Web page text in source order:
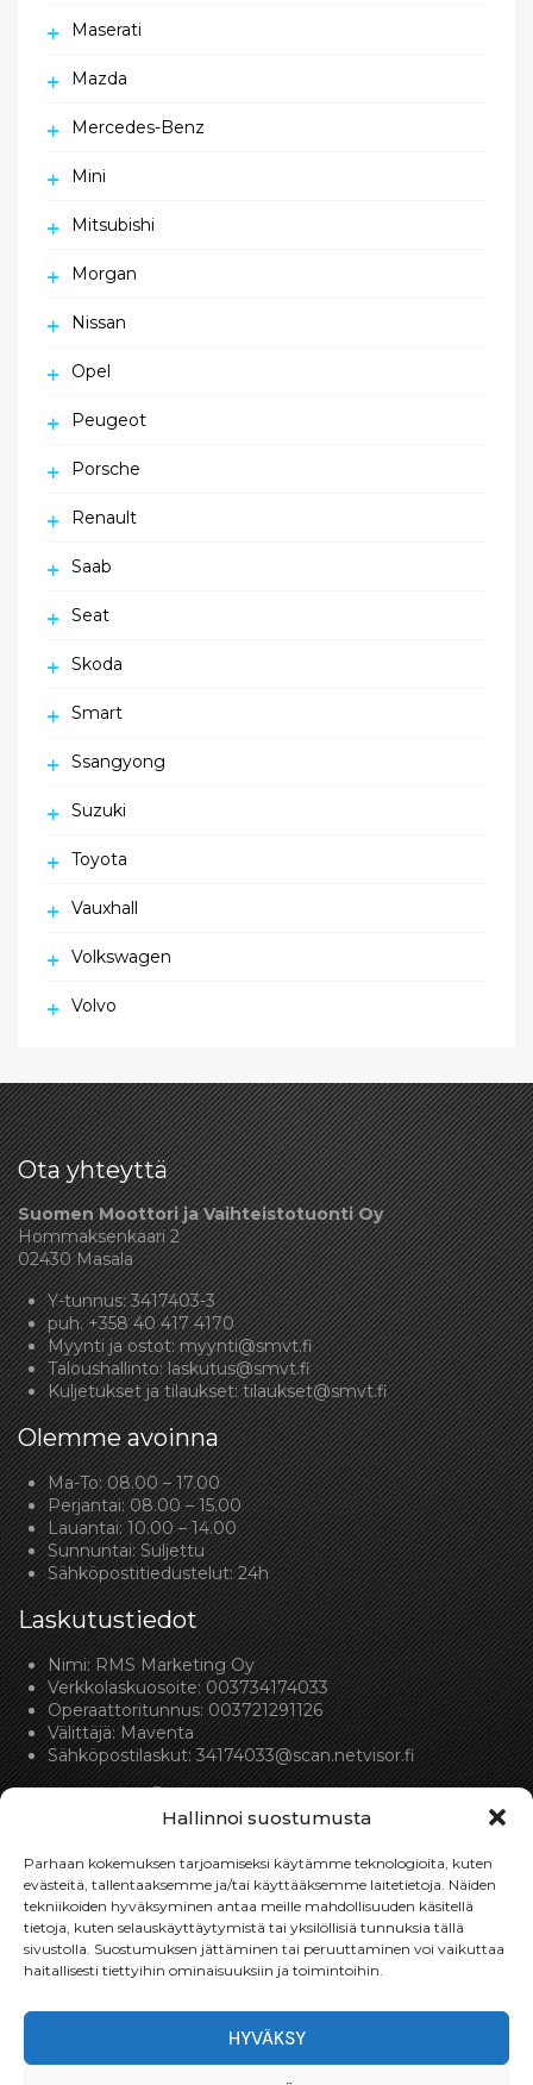
Hallinnoi suostumusta
Parhaan kokemuksen tarjoamiseksi käytämme teknologioita, kuten
evästeitä, tallentaaksemme ja/tai käyttääksemme laitetietoja. Näiden
tekniikoiden hyväksyminen antaa meille mahdollisuuden käsitellä
tietoja, kuten selauskäyttäytymistä tai yksilöllisiä tunnuksia tällä
sivustolla. Suostumuksen jättäminen tai peruuttaminen voi vaikuttaa
haitallisesti tiettyihin ominaisuuksiin ja toimintoihin.
HYVÄKSY
Maserati
Mazda
Mercedes-Benz
Mini
Mitsubishi
Morgan
Nissan
Opel
Peugeot
Porsche
Renault
Saab
Seat
Skoda
Smart
Ssangyong
Suzuki
Toyota
Vauxhall
Volkswagen
Volvo
Ota yhteyttä
Suomen Moottori ja Vaihteistotuonti Oy
Hommaksenkaari 2
02430 Masala
Y-tunnus: 3417403-3
puh.+358 40 417 4170
Myynti ja ostot:myynti@smvt.fi
Taloushallinto:laskutus@smvt.fi
Kuljetukset ja tilaukset:tilaukset@smvt.fi
Olemme avoinna
Ma-To: 08.00 – 17.00
Perjantai: 08.00 – 15.00
Lauantai: 10.00 – 14.00
Sunnuntai: Suljettu
Sähköpostitiedustelut: 24h
Laskutustiedot
Nimi: RMS Marketing Oy
Verkkolaskuosoite: 003734174033
Operaattoritunnus: 003721291126
Välittäjä: Maventa
Sähköpostilaskut:34174033@scan.netvisor.fi
Toimitukset
Toimitamme osat perille toimitusperiaatteella siihen
osan toimitettavan.
Toimitusaika on yleensä noin yksi (1) viikko tilauspäivästä.
Toimitus- & takuuehdot